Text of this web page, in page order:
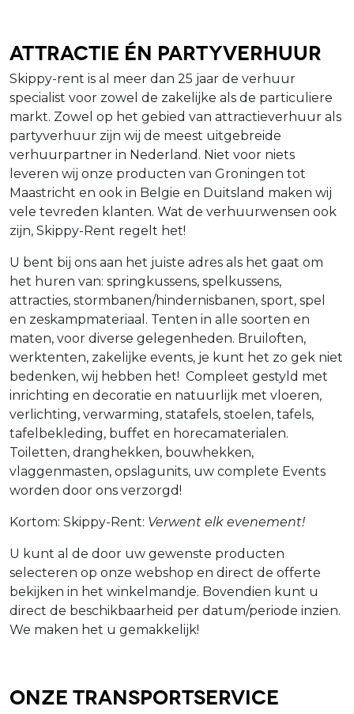
Attractie én Partyverhuur
Skippy-rent is al meer dan 25 jaar de verhuur
specialist voor zowel de zakelijke als de particuliere
markt. Zowel op het gebied van attractieverhuur als
partyverhuur zijn wij de meest uitgebreide
verhuurpartner in Nederland. Niet voor niets
leveren wij onze producten van Groningen tot
Maastricht en ook in Belgie en Duitsland maken wij
vele tevreden klanten. Wat de verhuurwensen ook
zijn, Skippy-Rent regelt het!
U bent bij ons aan het juiste adres als het gaat om
het huren van: springkussens, spelkussens,
attracties, stormbanen/hindernisbanen, sport, spel
en zeskampmateriaal. Tenten in alle soorten en
maten, voor diverse gelegenheden. Bruiloften,
werktenten, zakelijke events, je kunt het zo gek niet
bedenken, wij hebben het! Compleet gestyld met
inrichting en decoratie en natuurlijk met vloeren,
verlichting, verwarming, statafels, stoelen, tafels,
tafelbekleding, buffet en horecamaterialen.
Toiletten, dranghekken, bouwhekken,
vlaggenmasten, opslagunits, uw complete Events
worden door ons verzorgd!
Kortom: Skippy-Rent: Verwent elk evenement!
U kunt al de door uw gewenste producten
selecteren op onze webshop en direct de offerte
bekijken in het winkelmandje. Bovendien kunt u
direct de beschikbaarheid per datum/periode inzien.
We maken het u gemakkelijk!
Onze Transportservice